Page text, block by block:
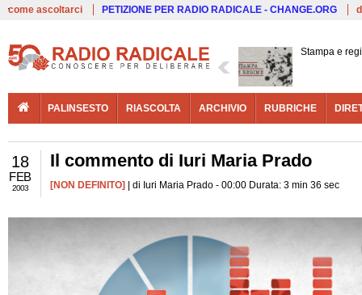
come ascoltarci PETIZIONE PER RADIO RADICALE - CHANGE.ORG
Stampa e
PALINSESTO RIASCOLTA ARCHIVIO RUBRICHE
18
FEB
2003
Il commento di Iuri Maria Prado
[NON DEFINITO] | di Iuri Maria Prado - 00:00 Durata: 3 min 36 sec